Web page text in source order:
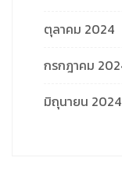
ตุลาคม 2024
กรกฎาคม
มิถุนายน 2024